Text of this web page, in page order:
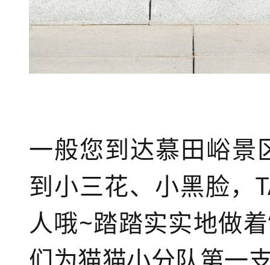
一般您到达慕田峪景
到小三花、小黑脸，
人哦~踏踏实实地做